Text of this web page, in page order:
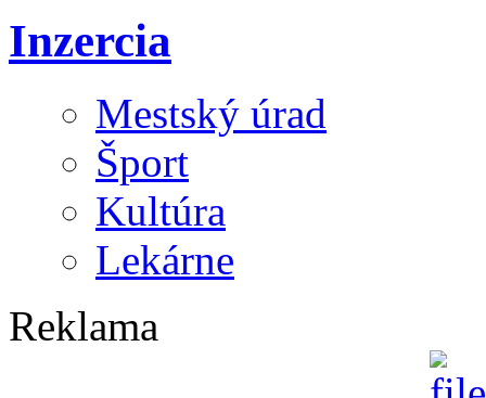
Inzercia
Mestský úrad
Šport
Kultúra
Lekárne
Reklama